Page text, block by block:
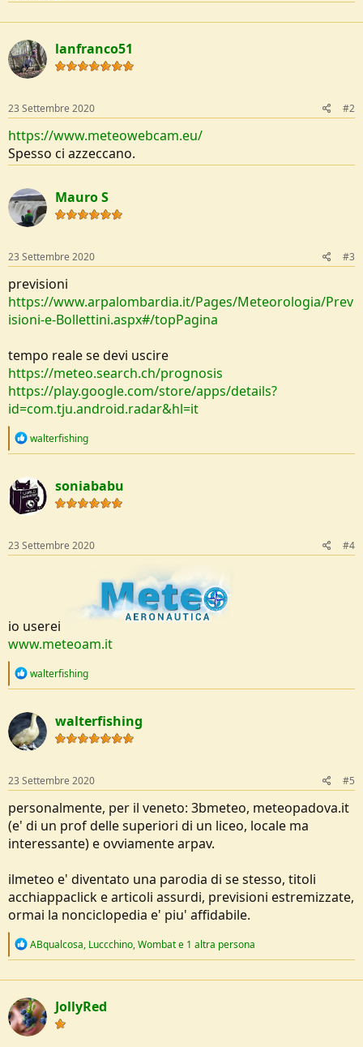
lanfranco51
23 Settembre 2020 #2
https://www.meteowebcam.eu/
Spesso ci azzeccano.
Mauro S
23 Settembre 2020 #3
previsioni
https://www.arpalombardia.it/Pages/Meteorologia/Prev
isioni-e-Bollettini.aspx#/topPagina
tempo reale se devi uscire
https://meteo.search.ch/prognosis
https://play.google.com/store/apps/details?
id=com.tju.android.radar&hl=it
R
c
t
i
o
s
:
walterfishing
soniababu
23 Settembre 2020 #4
io userei
www.meteoam.it
R
c
t
i
o
s
:
walterfishing
walterfishing
23 Settembre 2020 #5
personalmente, per il veneto: 3bmeteo, meteopadova.it
(e' di un prof delle superiori di un liceo, locale ma
interessante) e ovviamente arpav.
ilmeteo e' diventato una parodia di se stesso, titoli
acchiappaclick e articoli assurdi, previsioni estremizzate,
ormai la nonciclopedia e' piu' affidabile.
R
c
t
i
o
n
ABqualcosa, Luccchino,Wombate 1 altra persona
JollyRed